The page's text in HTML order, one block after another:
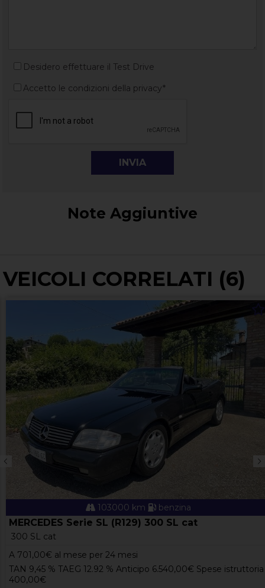
Desidero effettuare il Test Drive
Accetto le condizioni della privacy*
Note Aggiuntive
VEICOLI CORRELATI (6)
103000 km benzina
MERCEDES Serie SL (R129) 300 SL cat
300 SL cat
A 701,00€ al mese per 24 mesi
TAN 9,45 % TAEG 12.92 % Anticipo 6.540,00€ Spese istruttoria
400,00€